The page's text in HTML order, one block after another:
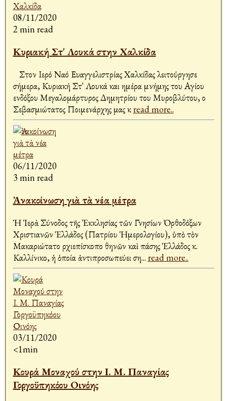
08/11/2020
2 min read
Κυριακή Στ' Λουκά στην Χαλκίδα
Στον Ιερό Ναό Ευαγγελιστρίας Χαλκίδας λειτούργησε
σήμερα, Κυριακή Στ' Λουκά και ημέρα μνήμης του Αγίου
ενδόξου Μεγαλομάρτυρος Δημητρίου του Μυροβλύτου, ο
Σεβασμιώτατος Ποιμενάρχης μας κread more..
06/11/2020
3 min read
Ἀνακοίνωση γιὰ τὰ νέα μέτρα
Ἡ Ἱερὰ Σύνοδος τῆς Ἐκκλησίας τῶν Γνησίων Ὀρθοδόξων
Χριστιανῶν Ἑλλάδος (Πατρίου Ἡμερολογίου), ὑπὸ τὸν
Μακαριώτατο Ἀρχιεπίσκοπο Ἀθηνῶν καὶ πάσης Ἑλλάδος κ.
Καλλίνικο, ἡ ὁποία ἀντιπροσωπεύει ση... read more..
03/11/2020
<1min
Κουρά Μοναχού στην Ι. Μ. Παναγίας
Γοργοϋπηκόου Οινόης